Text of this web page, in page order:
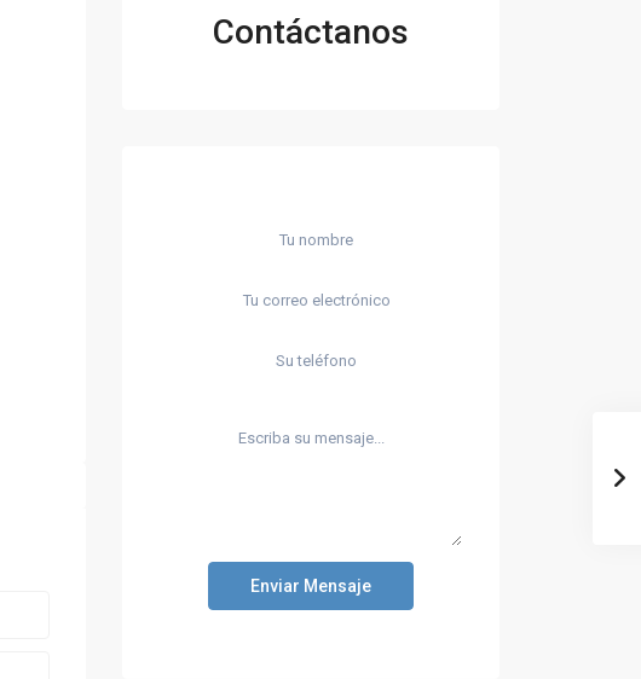
Contáctanos
Enviar Mensaje